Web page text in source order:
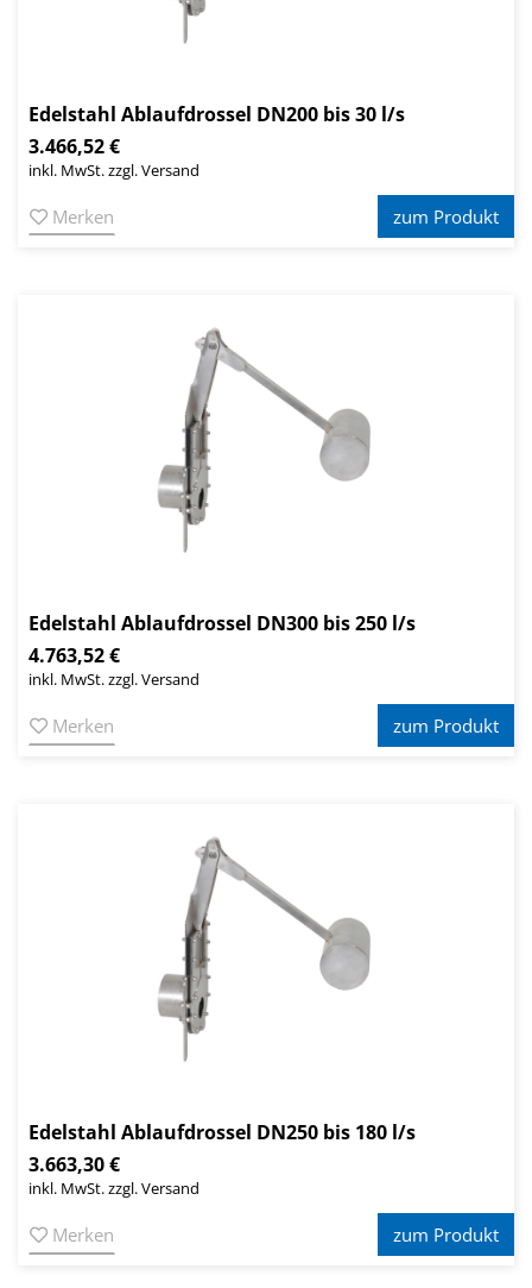
Edelstahl Ablaufdrossel DN200 bis 30 l/s
3.466,52 €
inkl. MwSt. zzgl. Versand
Merken zum Produkt
Edelstahl Ablaufdrossel DN300 bis 250 l/s
4.763,52 €
inkl. MwSt. zzgl. Versand
Merken zum Produkt
Edelstahl Ablaufdrossel DN250 bis 180 l/s
3.663,30 €
inkl. MwSt. zzgl. Versand
Merken zum Produkt